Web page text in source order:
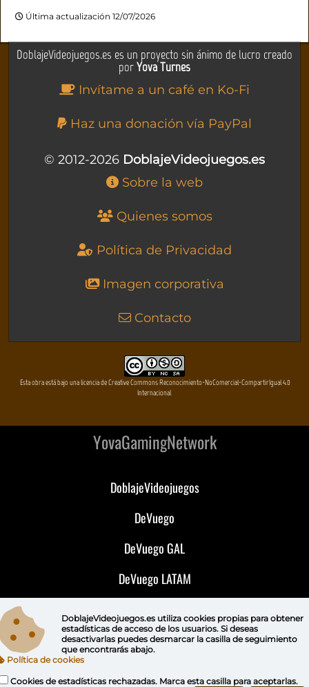
Última actualización 12/07/2026
DoblajeVideojuegos.es es un proyecto sin ánimo de lucro creado
porYova Turnes
Invítame a un café en Ko-Fi
Haz una donación vía PayPal
© 2012-2026 DoblajeVideojuegos.es
Sobre la web
Quienes somos
Política de Privacidad
Imagen corporativa
Contacto
Esta obra está bajo una licencia de Creative Commons Reconocimiento-NoComercial-CompartirIgual 4.0
Internacional
YovaGamingNetwork
DoblajeVideojuegos
DeVuego
DeVuego GAL
DeVuego LATAM
DoblajeVideojuegos.es utiliza cookies propiaspara obtener
estadísticas de acceso de los usuarios. Si deseas
desactivarlas puedes desmarcar la casilla de seguimiento
que encontrarás abajo.
Política de cookies
Cookies de estadísticas rechazadas. Marca esta casilla para aceptarlas.